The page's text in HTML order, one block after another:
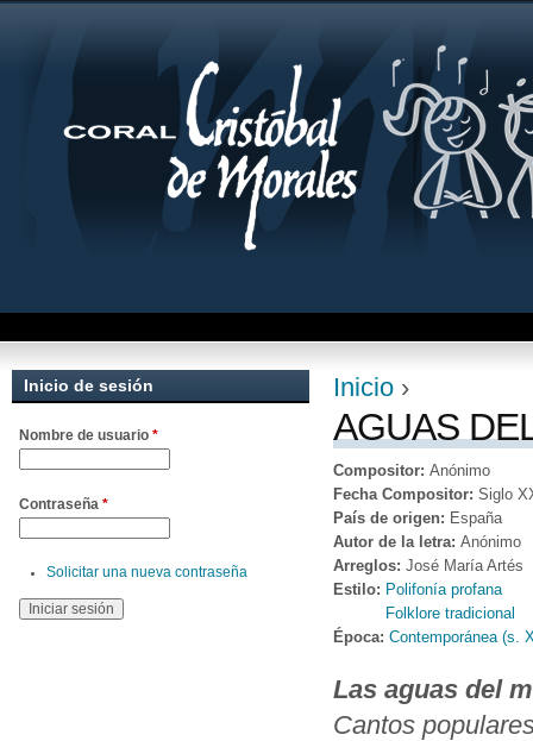
Se encuentra
Inicio ›
AGUAS
Compositor: Anónimo
Fecha Compositor: Siglo
País de origen: España
Autor de la letra: Anónimo
Arreglos: José María Artés
Estilo: Polifonía profana
Folklore tradicional
Época: Contemporánea (s.
Las aguas del
Cantos
Inicio de sesión
Nombre de usuario *
Contraseña *
Solicitar una nueva contraseña